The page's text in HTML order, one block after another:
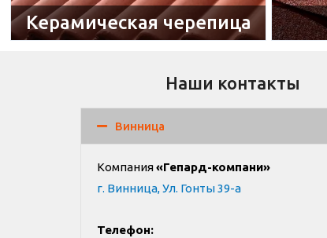
Керамическая черепица
Наши контакты
Винница
Компания«Гепард-компани»
г. Винница, Ул. Гонты 39-а
Телефон: